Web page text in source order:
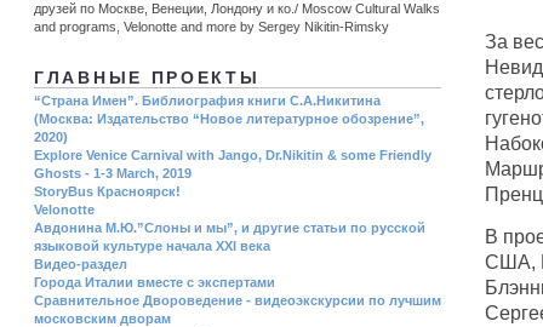
За
В
США,
друзей по Москве, Венеции, Лондону и ко./ Moscow Cultural Walks
and programs, Velonotte and more by Sergey Nikitin-Rimsky
ГЛАВНЫЕ ПРОЕКТЫ
“Страна Имен”. Библиография книги С.А.Никитина
(Москва: Издательство “Новое литературное обозрение”,
2020)
Explore Venice Carnival with Jango, Dr.Nikitin & some Friendly
Ghosts - 1-3 March, 2019
StoryBus Красноярск!
Velonotte
Авдонина М.Ю.”Слоны и мы”, и другие статьи по русской
языковой культуре начала ХХI века
Видео-раздел
Города Италии вместе с экспертами
Сравнительное Двороведение - видеоэкскурсии по лучшим
московским дворам